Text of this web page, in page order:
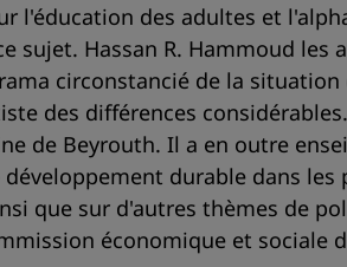
l'éducation des adultes et
sujet. Hassan R. Hammoud
circonstancié de la
des différences
de Beyrouth. Il a en outre
durable dans
que sur d'autres thèmes de
économique et sociale